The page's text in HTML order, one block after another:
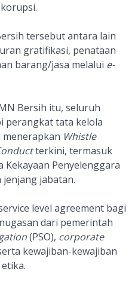
tersebut antara lain
gratifikasi, penataan
barang/jasa melalui e-
Bersih itu, seluruh
perangkat tata kelola
menerapkan Whistle
terkini, termasuk
Penyelenggara
jenjang jabatan.
level agreement bagi
dari pemerintah
(PSO), corporate
kewajiban-kewajiban